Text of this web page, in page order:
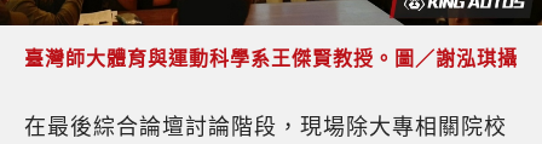
臺灣師大體育與運動科學系王傑賢教授。圖／謝泓琪攝
在最後綜合論壇討論階段，現場除大專相關院校